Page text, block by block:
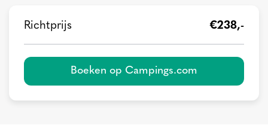
Richtprijs €238,-
Boeken op Campings.com